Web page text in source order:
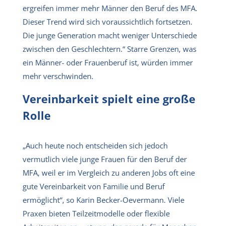
ergreifen immer mehr Männer den Beruf des MFA.
Dieser Trend wird sich voraussichtlich fortsetzen.
Die junge Generation macht weniger Unterschiede
zwischen den Geschlechtern.“ Starre Grenzen, was
ein Männer- oder Frauenberuf ist, würden immer
mehr verschwinden.
Vereinbarkeit spielt eine große
Rolle
„Auch heute noch entscheiden sich jedoch
vermutlich viele junge Frauen für den Beruf der
MFA, weil er im Vergleich zu anderen Jobs oft eine
gute Vereinbarkeit von Familie und Beruf
ermöglicht“, so Karin Becker-Oevermann. Viele
Praxen bieten Teilzeitmodelle oder flexible